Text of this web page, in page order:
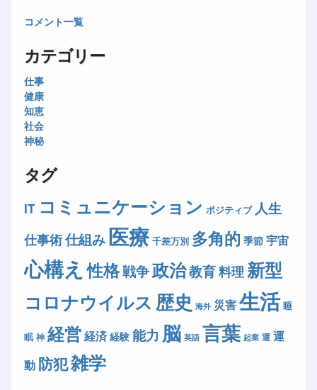
コメント一覧
カテゴリー
仕事
健康
知恵
社会
神秘
タグ
IT コミュニケーション ポジティブ 人生
仕事術仕組み医療 千差万別 多角的 季節 宇宙
心構え 性格戦争政治教育料理 新型
コロナウイルス 歴史 海外 災害生活 睡
眠 神 経営経済 経験 能力 脳 英語 言葉 起業 運 運
動 防犯雑学